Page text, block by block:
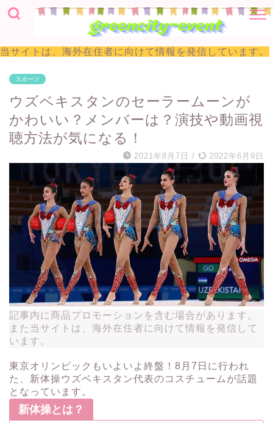
当サイトは、海外在住者に向けて情報を発信しています。
スポーツ
ウズベキスタンのセーラームーンが
かわいい？メンバーは？演技や動画視
聴方法が気になる！
2021年8月7日 / 2022年6月9日
記事内に商品プロモーションを含む場合があります。
また当サイトは、海外在住者に向けて情報を発信して
います。
東京オリンピックもいよいよ終盤！8月7日に行われ
た、新体操ウズベキスタン代表のコスチュームが話題
となっています。
新体操とは？